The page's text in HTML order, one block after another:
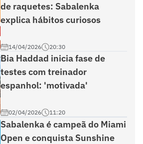
de raquetes: Sabalenka
explica hábitos curiosos
14/04/2026 20:30
Bia Haddad inicia fase de
testes com treinador
espanhol: 'motivada'
02/04/2026 11:20
Sabalenka é campeã do Miami
Open e conquista Sunshine